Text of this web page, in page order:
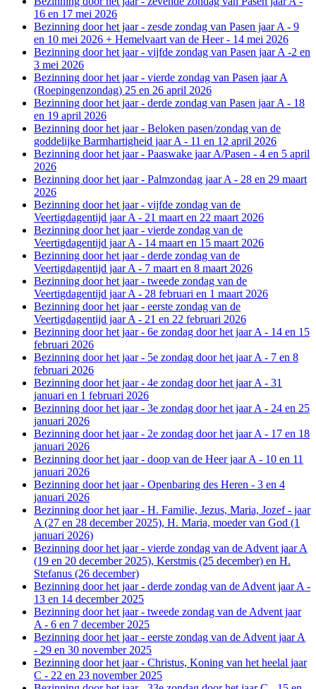
16 en 17 mei 2026
Bezinning door het jaar - zesde zondag van Pasen jaar A - 9
en 10 mei 2026 + Hemelvaart van de Heer - 14 mei 2026
Bezinning door het jaar - vijfde zondag van Pasen jaar A -2 en
3 mei 2026
Bezinning door het jaar - vierde zondag van Pasen jaar A
(Roepingenzondag) 25 en 26 april 2026
Bezinning door het jaar - derde zondag van Pasen jaar A - 18
en 19 april 2026
Bezinning door het jaar - Beloken pasen/zondag van de
goddelijke Barmhartigheid jaar A - 11 en 12 april 2026
Bezinning door het jaar - Paaswake jaar A/Pasen - 4 en 5 april
2026
Bezinning door het jaar - Palmzondag jaar A - 28 en 29 maart
2026
Bezinning door het jaar - vijfde zondag van de
Veertigdagentijd jaar A - 21 maart en 22 maart 2026
Bezinning door het jaar - vierde zondag van de
Veertigdagentijd jaar A - 14 maart en 15 maart 2026
Bezinning door het jaar - derde zondag van de
Veertigdagentijd jaar A - 7 maart en 8 maart 2026
Bezinning door het jaar - tweede zondag van de
Veertigdagentijd jaar A - 28 februari en 1 maart 2026
Bezinning door het jaar - eerste zondag van de
Veertigdagentijd jaar A - 21 en 22 februari 2026
Bezinning door het jaar - 6e zondag door het jaar A - 14 en 15
februari 2026
Bezinning door het jaar - 5e zondag door het jaar A - 7 en 8
februari 2026
Bezinning door het jaar - 4e zondag door het jaar A - 31
januari en 1 februari 2026
Bezinning door het jaar - 3e zondag door het jaar A - 24 en 25
januari 2026
Bezinning door het jaar - 2e zondag door het jaar A - 17 en 18
januari 2026
Bezinning door het jaar - doop van de Heer jaar A - 10 en 11
januari 2026
Bezinning door het jaar - Openbaring des Heren - 3 en 4
januari 2026
Bezinning door het jaar - H. Familie, Jezus, Maria, Jozef - jaar
A (27 en 28 december 2025), H. Maria, moeder van God (1
januari 2026)
Bezinning door het jaar - vierde zondag van de Advent jaar A
(19 en 20 december 2025), Kerstmis (25 december) en H.
Stefanus (26 december)
Bezinning door het jaar - derde zondag van de Advent jaar A -
13 en 14 december 2025
Bezinning door het jaar - tweede zondag van de Advent jaar
A - 6 en 7 december 2025
Bezinning door het jaar - eerste zondag van de Advent jaar A
- 29 en 30 november 2025
Bezinning door het jaar - Christus, Koning van het heelal jaar
C - 22 en 23 november 2025